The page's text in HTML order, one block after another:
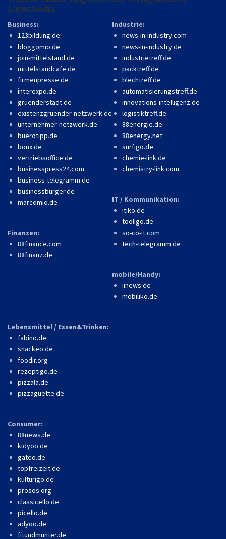
LayerMedia:
Business:
123bildung.de
bloggomio.de
join-mittelstand.de
mittelstandcafe.de
firmenpresse.de
interexpo.de
gruenderstadt.de
existenzgruender-netzwerk.de
unternehmer-netzwerk.de
buerotipp.de
bonx.de
vertriebsoffice.de
businesspress24.com
business-telegramm.de
businessburger.de
marcomio.de
Finanzen:
88finance.com
88finanz.de
Industrie:
news-in-industry.com
news-in-industry.de
industrietreff.de
packtreff.de
blechtreff.de
automatisierungstreff.de
innovations-intelligenz.de
logistiktreff.de
88energie.de
88energy.net
surfigo.de
chemie-link.de
chemistry-link.com
IT / Kommunikation:
itiko.de
tooligo.de
so-co-it.com
tech-telegramm.de
mobile/Handy:
iinews.de
mobiliko.de
Lebensmittel / Essen&Trinken:
fabino.de
snackeo.de
foodir.org
rezeptigo.de
pizzala.de
pizzaguette.de
Consumer:
88news.de
kidyoo.de
gateo.de
topfreizeit.de
kulturigo.de
prosos.org
classicello.de
picello.de
adyoo.de
fitundmunter.de